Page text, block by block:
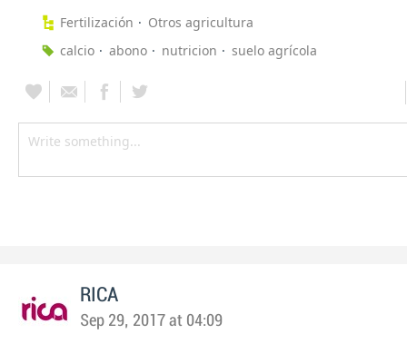
Fertilización
Otros agricultura
calcio
abono nutricion suelo agrícola
RICA
Sep 29, 2017 at 04:09